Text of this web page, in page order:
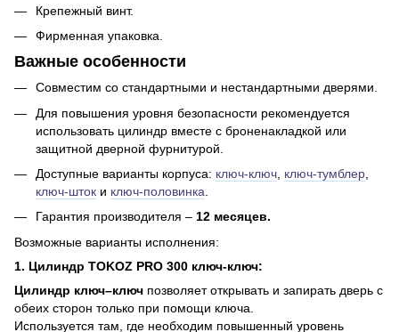
Крепежный винт.
Фирменная упаковка.
Важные особенности
Совместим со стандартными и нестандартными дверями.
Для повышения уровня безопасности рекомендуется
использовать цилиндр вместе с броненакладкой или
защитной дверной фурнитурой.
Доступные варианты корпуса: ключ-ключ ключ-тумблер
ключ-шток и ключ-половинка
Гарантия производителя – 12 месяцев.
Возможные варианты исполнения:
1. Цилиндр TOKOZ PRO 300 ключ-ключ:
Цилиндр ключ–ключ позволяет открывать и запирать дверь с
обеих сторон только при помощи ключа.
Используется там, где необходим повышенный уровень